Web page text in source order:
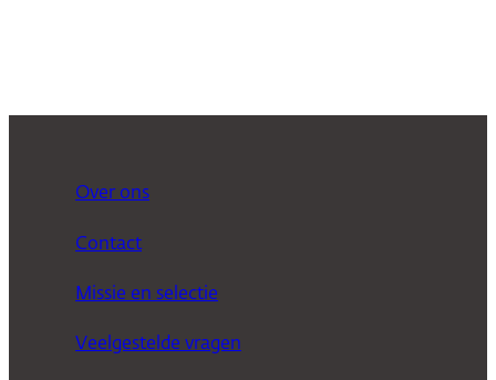
Over ons
Contact
Missie en selectie
Veelgestelde vragen